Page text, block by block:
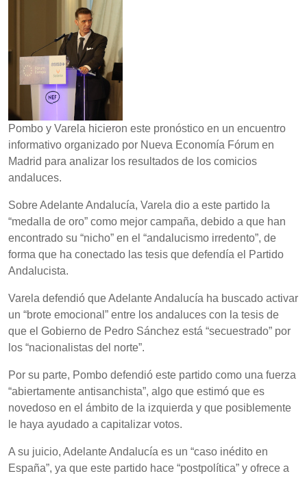
Pombo y Varela hicieron este pronóstico en un encuentro
informativo organizado por Nueva Economía Fórum en
Madrid para analizar los resultados de los comicios
andaluces.
Sobre Adelante Andalucía, Varela dio a este partido la
“medalla de oro” como mejor campaña, debido a que han
encontrado su “nicho” en el “andalucismo irredento”, de
forma que ha conectado las tesis que defendía el Partido
Andalucista.
Varela defendió que Adelante Andalucía ha buscado activar
un “brote emocional” entre los andaluces con la tesis de
que el Gobierno de Pedro Sánchez está “secuestrado” por
los “nacionalistas del norte”.
Por su parte, Pombo defendió este partido como una fuerza
“abiertamente antisanchista”, algo que estimó que es
novedoso en el ámbito de la izquierda y que posiblemente
le haya ayudado a capitalizar votos.
A su juicio, Adelante Andalucía es un “caso inédito en
España”, ya que este partido hace “postpolítica” y ofrece a